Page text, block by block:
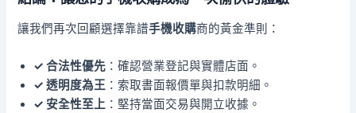
讓我們再次回顧選擇靠譜手機收購商的黃金準則：
✓ 合法性優先 ：確認營業登記與實體店面。
✓ 透明度為王 ：索取書面報價單與扣款明細。
✓ 安全性至上 ：堅持當面交易與開立收據。